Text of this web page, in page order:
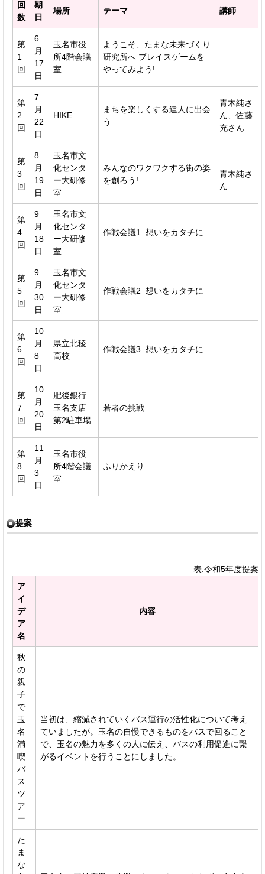
回
数
期
日
場所 テーマ 講師
第
1
回
6
月
17
日
玉名市役
所4階会議
室
ようこそ、たまな未来づくり
研究所へ プレイスゲームを
やってみよう!
第
2
回
7
月
22
日
HIKE
まちを楽しくする達人に出会
う
青木純さ
ん、佐藤
充さん
第
3
回
8
月
19
日
玉名市文
化センタ
ー大研修
室
みんなのワクワクする街の姿
を創ろう!
青木純さ
ん
第
4
回
9
月
18
日
玉名市文
化センタ
ー大研修
室
作戦会議1 想いをカタチに
第
5
回
9
月
30
日
玉名市文
化センタ
ー大研修
室
作戦会議2 想いをカタチに
第
6
回
10
月
8
日
県立北稜
高校
作戦会議3 想いをカタチに
第
7
回
10
月
20
日
肥後銀行
玉名支店
第2駐車場
若者の挑戦
第
8
回
11
月
3
日
玉名市役
所4階会議
室
ふりかえり
提案
表:令和5年度提案
ア
イ
デ
ア
名
内容
秋
の
親
子
で
玉
名
満
喫
バ
ス
ツ
ア
ー
当初は、縮減されていくバス運行の活性化について考え
ていましたが。玉名の自慢できるものをバスで回ること
で、玉名の魅力を多くの人に伝え、バスの利用促進に繋
がるイベントを行うことにしました。
た
ま
な